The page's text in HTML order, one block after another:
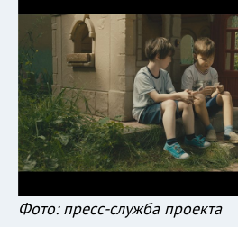
Фото: пресс-служба проекта